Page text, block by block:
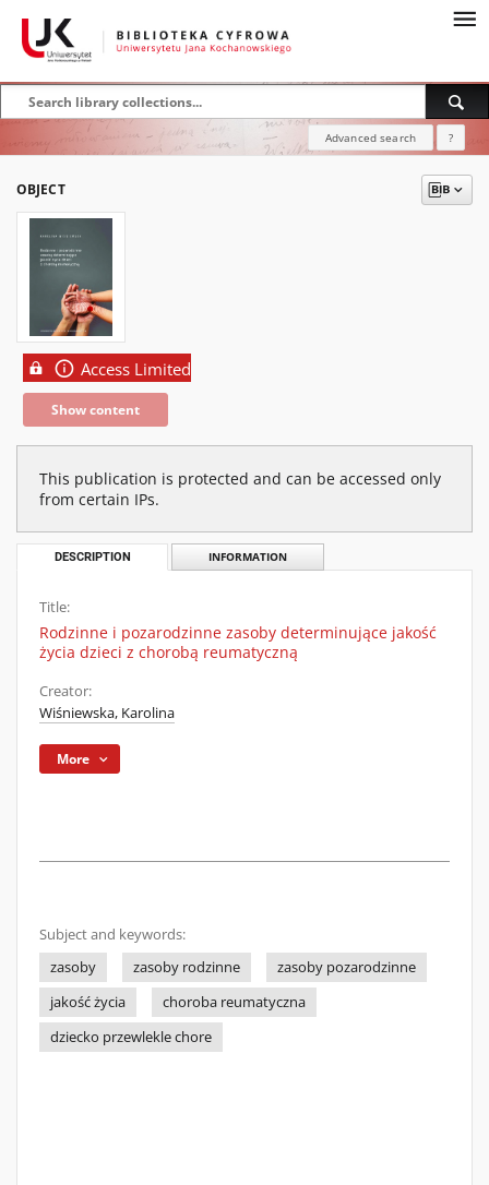
Advanced search ?
OBJECT
Access Limited
Show content
This publication is protected and can be accessed only
from certain IPs.
DESCRIPTION INFORMATION
Title:
Rodzinne i pozarodzinne zasoby determinujące jakość
życia dzieci z chorobą reumatyczną
Creator:
Wiśniewska, Karolina
More
Subject and keywords:
zasoby
zasoby rodzinne
zasoby pozarodzinne
jakość życia
choroba reumatyczna
dziecko przewlekle chore